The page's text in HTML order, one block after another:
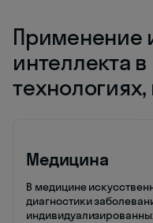
Применение
интеллекта
Медицина
В медицине
диагностики